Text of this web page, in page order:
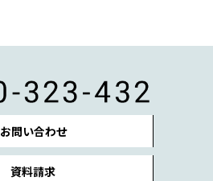
お問い合わせ
資料請求